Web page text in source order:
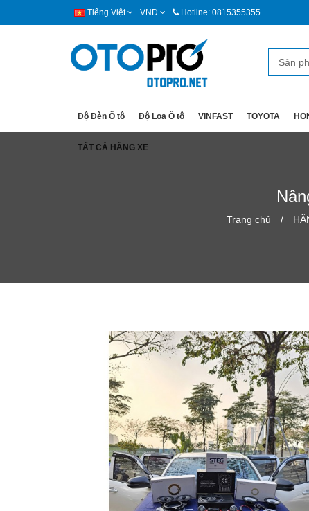
Tiếng Việt VND Hotline: 0815355355
Độ Đèn Ô tô Độ Loa Ô tô VINFAST TOYOTA
TẤT CẢ HÃNG XE
Trang chủ